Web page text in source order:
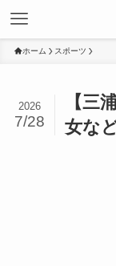
ホーム スポーツ
【三
女な
2026
7/28